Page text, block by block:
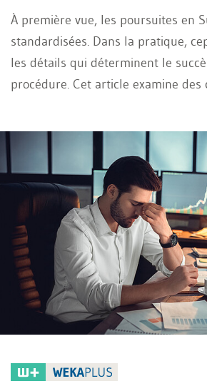
À première vue, les poursuites en
standardisées. Dans la pratique,
les détails qui déterminent le
procédure. Cet article examine des
de poursuite afin que les créances
exécutoires.